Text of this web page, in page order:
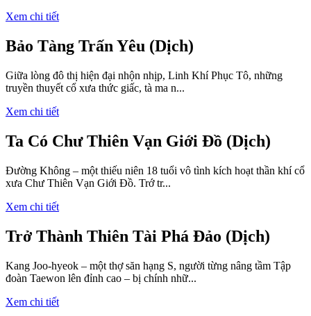
Xem chi tiết
Bảo Tàng Trấn Yêu (Dịch)
Giữa lòng đô thị hiện đại nhộn nhịp, Linh Khí Phục Tô, những
truyền thuyết cổ xưa thức giấc, tà ma n...
Xem chi tiết
Ta Có Chư Thiên Vạn Giới Đồ (Dịch)
Đường Không – một thiếu niên 18 tuổi vô tình kích hoạt thần khí cổ
xưa Chư Thiên Vạn Giới Đồ. Trớ tr...
Xem chi tiết
Trở Thành Thiên Tài Phá Đảo (Dịch)
Kang Joo-hyeok – một thợ săn hạng S, người từng nâng tầm Tập
đoàn Taewon lên đỉnh cao – bị chính nhữ...
Xem chi tiết